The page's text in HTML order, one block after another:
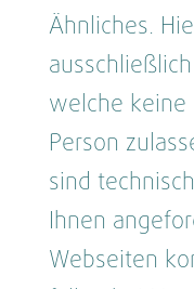
Ähnliches.
welche keine
Person
sind
Ihnen
Webseiten